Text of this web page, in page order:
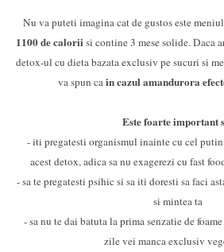
Nu va puteti imagina cat de gustos este
1100 de caloriisi contine 3 mese solide. Daca
detox-ul cu dieta bazata exclusiv pe sucuri si
va spun ca in cazul amandurora
Este foarte important
- iti pregatesti organismul inainte cu cel putin
acest detox, adica sa nu exagerezi cu fast
- sa te pregatesti psihic si sa iti doresti sa faci
si mintea ta
- sa nu te dai batuta la prima senzatie de
zile vei manca exclusiv